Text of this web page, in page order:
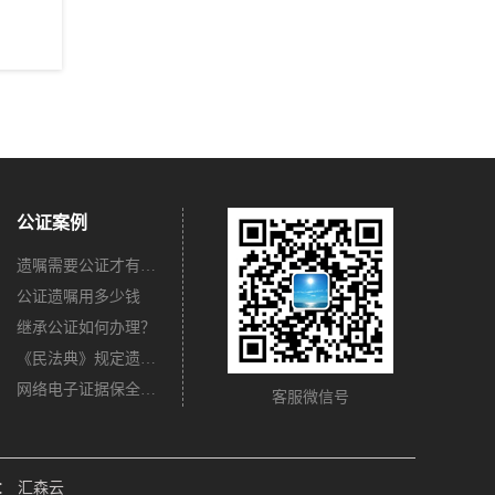
公证案例
遗嘱需要公证才有法律效力吗？
公证遗嘱用多少钱
继承公证如何办理？
《民法典》规定遗嘱不公证有法律效力吗？
网络电子证据保全公证怎么办理？
客服微信号
汇森云